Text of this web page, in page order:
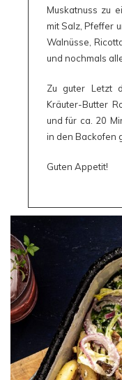
Muskatnuss zu
mit Salz, Pfeffer
Walnüsse,
und nochmals
Zu guter Letzt
Kräuter-Butter
und für ca. 20
in den Backofen
Guten Appetit!